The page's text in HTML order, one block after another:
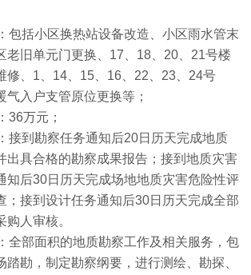
包括小区换热站设备改造、小区雨水管末
旧单元门更换、 17 18 20 21号楼
、 1 14 15 16 22 23 24号
气入户支管原位更换等；
36万元；
接到勘察任务通知后20日历天完成地质
出具合格的勘察成果报告；接到地质灾害
知后30日历天完成场地地质灾害危险性评
；接到设计任务通知后30日历天完成全部
人审核。
全部面积的地质勘察工作及相关服务，包
踏勘，制定勘察纲要，进行测绘、勘探、